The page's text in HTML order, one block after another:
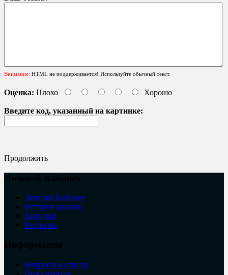
Внимание: HTML не поддерживается! Используйте обычный текст.
Оценка: Плохо Хорошо
Введите код, указанный на картинке:
Продолжить
Личный Кабинет
История заказов
Закладки
Рассылка
Вопросы и ответы